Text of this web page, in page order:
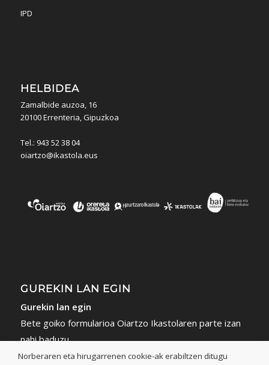
IPD
HELBIDEA
Zamalbide auzoa, 16
20100 Errenteria, Gipuzkoa
Tel.: 943 52 38 04
oiartzo@ikastola.eus
GUREKIN LAN EGIN
Gurekin lan egin
Bete goiko formularioa Oiartzo Ikastolaren parte izan
nahi baduzu.
Norberaren eta hirugarrenen cookie-ak erabiltzen ditugu